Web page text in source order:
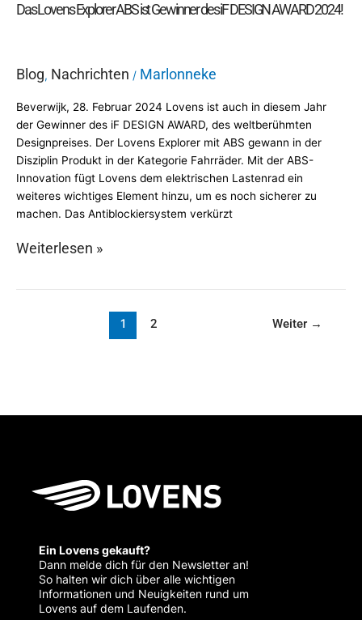
Das Lovens Explorer ABS ist Gewinner des iF DESIGN AWARD 2024!
Blog, Nachrichten / Marlonneke
Beverwijk, 28. Februar 2024 Lovens ist auch in diesem Jahr
der Gewinner des iF DESIGN AWARD, des weltberühmten
Designpreises. Der Lovens Explorer mit ABS gewann in der
Disziplin Produkt in der Kategorie Fahrräder. Mit der ABS-
Innovation fügt Lovens dem elektrischen Lastenrad ein
weiteres wichtiges Element hinzu, um es noch sicherer zu
machen. Das Antiblockiersystem verkürzt
Weiterlesen »
1 2 Weiter →
Ein Lovens gekauft?
Dann melde dich für den Newsletter an!
So halten wir dich über alle wichtigen
Informationen und Neuigkeiten rund um
Lovens auf dem Laufenden.